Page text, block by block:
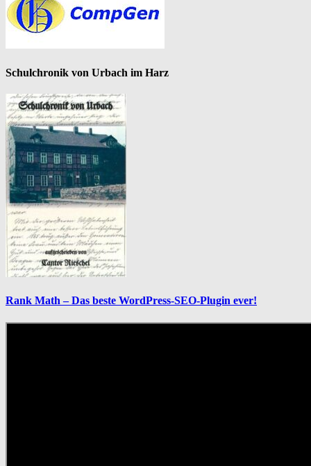
Schulchronik von Urbach im Harz
Rank Math – Das beste WordPress-SEO-Plugin ever!